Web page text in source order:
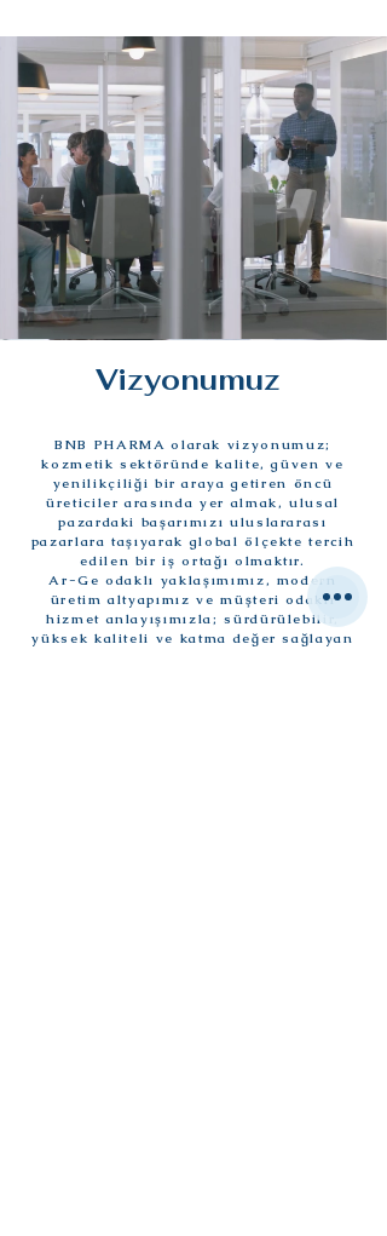
Vizyonumuz
BNB PHARMA olarak vizyonumuz;
kozmetik sektöründe kalite, güven ve
yenilikçiliği bir araya getiren öncü
üreticiler arasında yer almak, ulusal
pazardaki başarımızı uluslararası
pazarlara taşıyarak global ölçekte tercih
edilen bir iş ortağı olmaktır.
Ar-Ge odaklı yaklaşımımız, modern
üretim altyapımız ve müşteri odaklı
hizmet anlayışımızla; sürdürülebilir,
yüksek kaliteli ve katma değer sağlayan